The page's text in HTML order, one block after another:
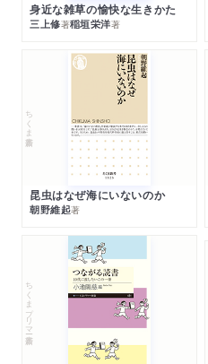
身近な雑草の愉快な生きかた
三上修著稲垣栄洋著
ちくま新書
昆虫はなぜ海にいないのか
朝野維起著
ちくまプリマー新書